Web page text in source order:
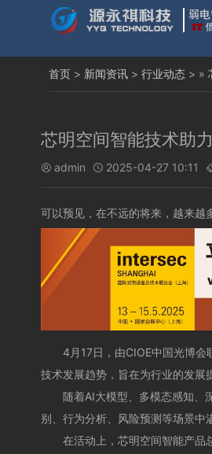
首页 > 新闻资讯 > 行业动态 > »
芯明空间智能技术助
 admin  2025-04-27 10:11
可以预见，在不远的将来，越来越
4月17日，由CIOE中国光博会联
技术发展趋势，旨在为行业的发展
随着AI大模型、多模态感知、深
别、行为分析、风险预测等场景
在活动上，芯明空间智能产品总